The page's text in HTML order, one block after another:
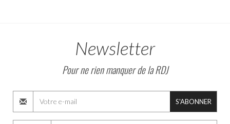
Newsletter
Pour ne rien manquer de la RDJ
S'ABONNER